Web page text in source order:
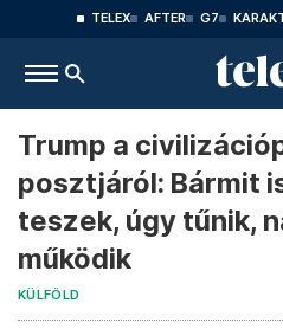
TELEX AFTER G7
Trump a
posztjáról: Bármit
teszek, úgy tűnik,
működik
KÜLFÖLD